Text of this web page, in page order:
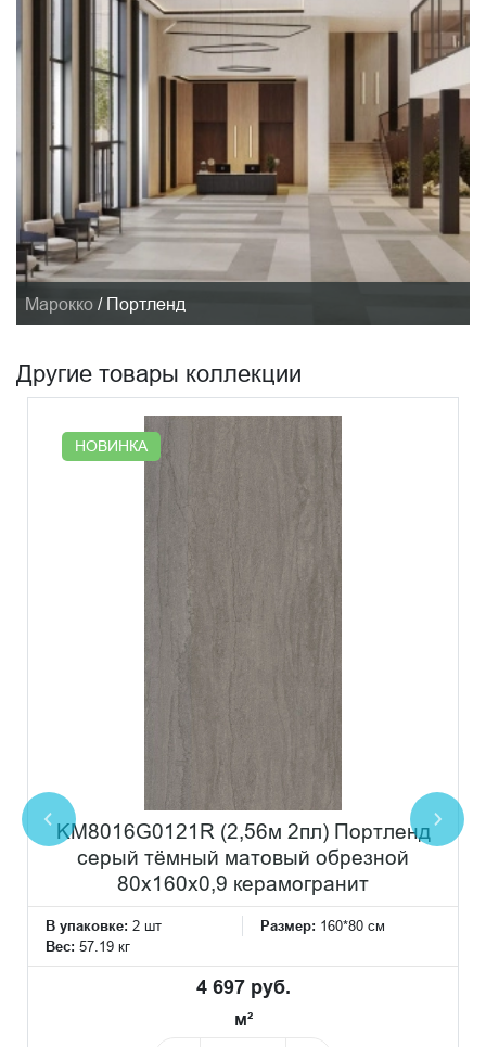
Марокко / Портленд
Другие товары коллекции
НОВИНКА
KM8016G0121R (2,56м 2пл) Портленд
серый тёмный матовый обрезной
80x160x0,9 керамогранит
В упаковке: 2 шт Размер: 160*80 см
Вес: 57.19 кг
4 697 руб.
м²